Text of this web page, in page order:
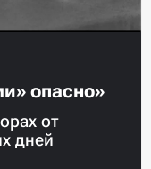
опасно»
от
дней